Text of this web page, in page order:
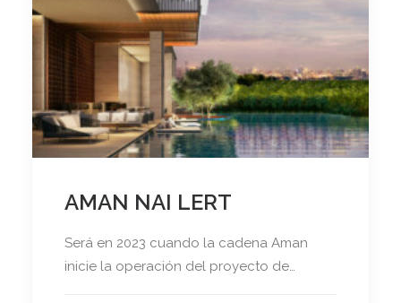
Search
AMAN NAI LERT
Será en 2023 cuando la cadena Aman
inicie la operación del proyecto de…